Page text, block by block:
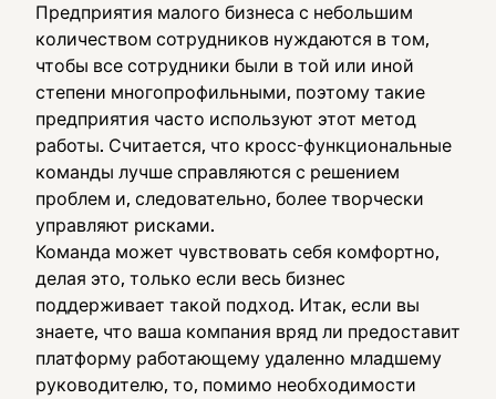
Предприятия малого бизнеса с небольшим
количеством сотрудников нуждаются в том,
чтобы все сотрудники были в той или иной
степени многопрофильными, поэтому такие
предприятия часто используют этот метод
работы. Считается, что кросс-функциональные
команды лучше справляются с решением
проблем и, следовательно, более творчески
управляют рисками.
Команда может чувствовать себя комфортно,
делая это, только если весь бизнес
поддерживает такой подход. Итак, если вы
знаете, что ваша компания вряд ли предоставит
платформу работающему удаленно младшему
руководителю, то, помимо необходимости